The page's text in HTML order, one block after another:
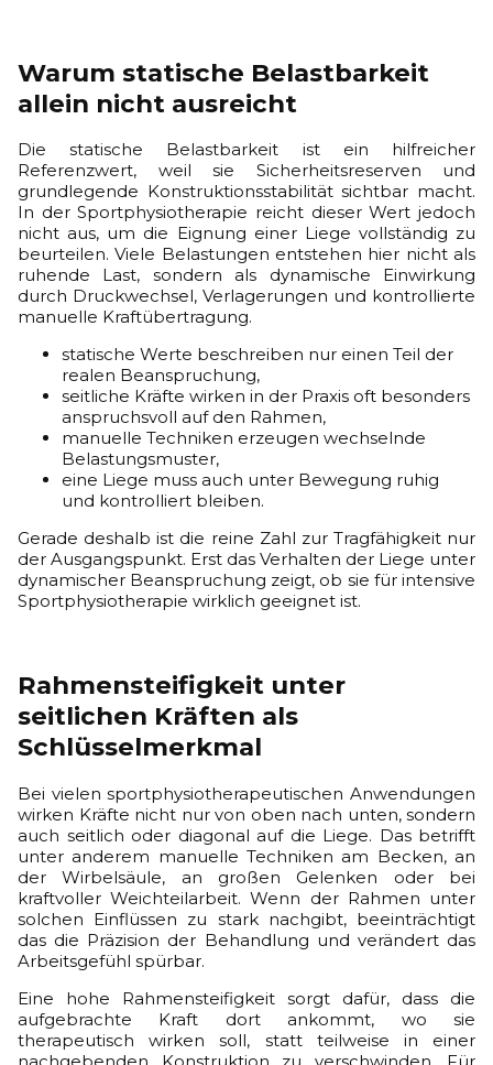
Warum statische Belastbarkeit
allein nicht ausreicht
Die statische Belastbarkeit ist ein hilfreicher
Referenzwert, weil sie Sicherheitsreserven und
grundlegende Konstruktionsstabilität sichtbar macht.
In der Sportphysiotherapie reicht dieser Wert jedoch
nicht aus, um die Eignung einer Liege vollständig zu
beurteilen. Viele Belastungen entstehen hier nicht als
ruhende Last, sondern als dynamische Einwirkung
durch Druckwechsel, Verlagerungen und kontrollierte
manuelle Kraftübertragung.
statische Werte beschreiben nur einen Teil der
realen Beanspruchung,
seitliche Kräfte wirken in der Praxis oft besonders
anspruchsvoll auf den Rahmen,
manuelle Techniken erzeugen wechselnde
Belastungsmuster,
eine Liege muss auch unter Bewegung ruhig
und kontrolliert bleiben.
Gerade deshalb ist die reine Zahl zur Tragfähigkeit nur
der Ausgangspunkt. Erst das Verhalten der Liege unter
dynamischer Beanspruchung zeigt, ob sie für intensive
Sportphysiotherapie wirklich geeignet ist.
Rahmensteifigkeit unter
seitlichen Kräften als
Schlüsselmerkmal
Bei vielen sportphysiotherapeutischen Anwendungen
wirken Kräfte nicht nur von oben nach unten, sondern
auch seitlich oder diagonal auf die Liege. Das betrifft
unter anderem manuelle Techniken am Becken, an
der Wirbelsäule, an großen Gelenken oder bei
kraftvoller Weichteilarbeit. Wenn der Rahmen unter
solchen Einflüssen zu stark nachgibt, beeinträchtigt
das die Präzision der Behandlung und verändert das
Arbeitsgefühl spürbar.
Eine hohe Rahmensteifigkeit sorgt dafür, dass die
aufgebrachte Kraft dort ankommt, wo sie
therapeutisch wirken soll, statt teilweise in einer
nachgebenden Konstruktion zu verschwinden. Für